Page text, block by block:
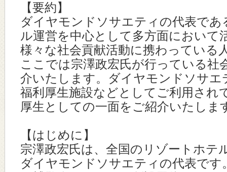
【要約】
ダイヤモンドソサエティの代表であ
ル運営を中心として多方面において
様々な社会貢献活動に携わっている
ここでは宗澤政宏氏が行っている社
介いたします。ダイヤモンドソサエ
福利厚生施設などとしてご利用され
厚生としての一面をご紹介いたしま
【はじめに】
宗澤政宏氏は、全国のリゾートホテ
ダイヤモンドソサエティの代表です